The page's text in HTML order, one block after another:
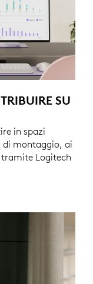
SU
in spazi
montaggio, ai
Logitech